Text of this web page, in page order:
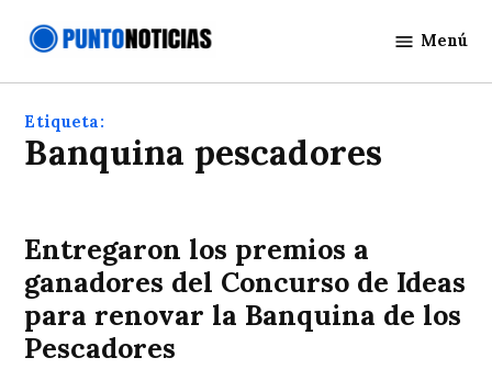
Noticias
Menú
Etiqueta:
banquina pescadores
Entregaron los premios a
ganadores del Concurso de Ideas
para renovar la Banquina de los
Pescadores